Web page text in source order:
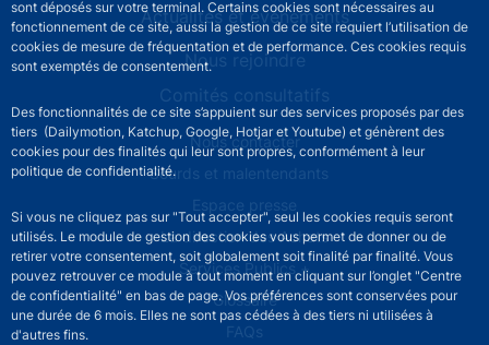
sont déposés sur votre terminal. Certains cookies sont nécessaires au
fonctionnement de ce site, aussi la gestion de ce site requiert l’utilisation de
cookies de mesure de fréquentation et de performance. Ces cookies requis
sont exemptés de consentement.
Des fonctionnalités de ce site s’appuient sur des services proposés par des
tiers (Dailymotion, Katchup, Google, Hotjar et Youtube) et génèrent des
cookies pour des finalités qui leur sont propres, conformément à leur
politique de confidentialité.
Si vous ne cliquez pas sur "Tout accepter", seul les cookies requis seront
utilisés. Le module de gestion des cookies vous permet de donner ou de
retirer votre consentement, soit globalement soit finalité par finalité. Vous
pouvez retrouver ce module à tout moment en cliquant sur l’onglet "Centre
de confidentialité" en bas de page. Vos préférences sont conservées pour
une durée de 6 mois. Elles ne sont pas cédées à des tiers ni utilisées à
d'autres fins.
Actualités et événements
Nous rejoindre
Comités consultatifs
Footer secondary menuNous contacter
Sourds et malentendants
Espace presse
La direction des Achats
Services Publics +
Glossaire
FAQs